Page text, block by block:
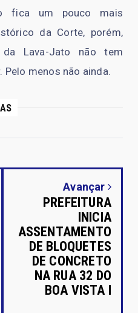
fica um pouco mais
da Corte, porém,
Lava-Jato não tem
menos não ainda.
Avançar
PREFEITURA
INICIA
ASSENTAMENTO
DE BLOQUETES
DE CONCRETO
NA RUA 32 DO
BOA VISTA I